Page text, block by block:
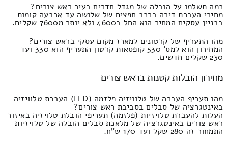
כמה תשלמו על הובלה של מגדל חדרים בעיר ראש צורים?
מחירי העברת דירה ברכב חפצים של שלושה עד ארבעה קומות
בבניין עסקים המחיר הוא החל ב4600 ולא יותר מ7600 שקלים.
מהו התעריף של קרטונים למארז מקום עסקי בראש צורים?
המחירון הוא למס' 530 קופסאות קרטון התעריף הוא 330 ועד
230 שקלים חדשים.
מחירון הובלות קטנות בראש צורים
מהו תעריף העברה של טלוויזיה פלזמה (LED) העברת טלוויזיה
באינטגרציה של סבלים בסביבת ראש צורים?
העלות להעברת טלויזיות (פלזמה) תעריפי הובלת טלויזיה באיזור
ראש צורים באינטגרציה של מלאכת סבלים הובלה של טלויזיות
התמחור זה 280 שקל ועד 170 ש"ח.